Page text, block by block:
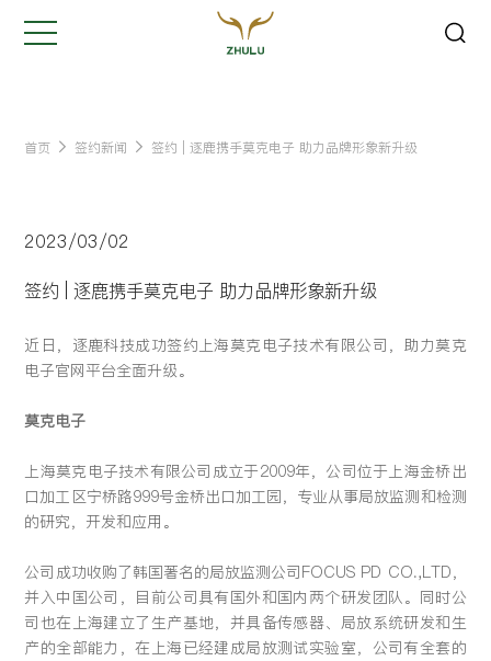
首页 签约新闻 签约 | 逐鹿携手莫克电子 助力品牌形象新升级
2023/03/02
签约 | 逐鹿携手莫克电子 助力品牌形象新升级
近日，逐鹿科技成功签约上海莫克电子技术有限公司，助力莫克
电子官网平台全面升级。
莫克电子
上海莫克电子技术有限公司成立于2009年，公司位于上海金桥出
口加工区宁桥路999号金桥出口加工园，专业从事局放监测和检测
的研究，开发和应用。
公司成功收购了韩国著名的局放监测公司FOCUS PD CO.,LTD，
并入中国公司，目前公司具有国外和国内两个研发团队。同时公
司也在上海建立了生产基地，并具备传感器、局放系统研发和生
产的全部能力，在上海已经建成局放测试实验室，公司有全套的
是我们最重要的工作之一...
公司名称:*
联系方式:*
留言:
提交